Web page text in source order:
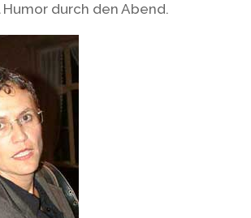
durch den Abend.